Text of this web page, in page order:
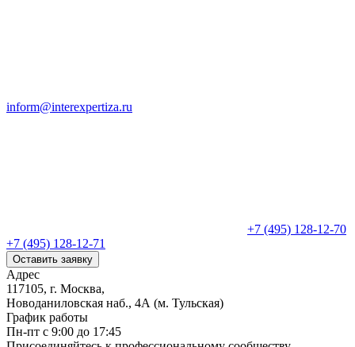
inform@interexpertiza.ru
+7 (495) 128-12-70
+7 (495) 128-12-71
Оставить заявку
Адрес
117105, г. Москва,
Новоданиловская наб., 4А (м. Тульская)
График работы
Пн-пт с 9:00 до 17:45